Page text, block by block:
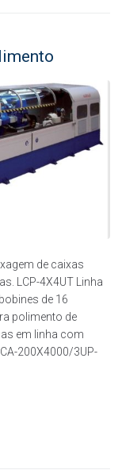
de caixas
LCP-4X4UT Linha
de 16
polimento de
em linha com
200X4000/3UP-